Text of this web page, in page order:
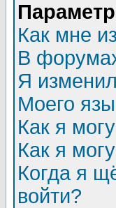
Как мне
В
Я
Моего
Как я
Как я
Когда я
войти?